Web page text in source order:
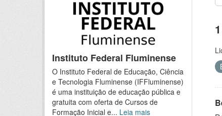
Instituto Federal Fluminense
O Instituto Federal de Educação, Ciência
e Tecnologia Fluminense (IFFluminense)
é uma instituição de educação pública e
gratuita com oferta de Cursos de
Formação Inicial e... Leia mais